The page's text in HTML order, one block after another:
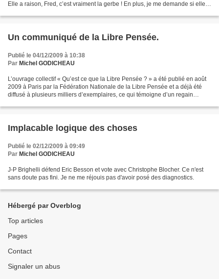
Elle a raison, Fred, c’est vraiment la gerbe ! En plus, je me demande si elle
l’interlocuteur...
Un communiqué de la Libre Pensée.
Publié le 04/12/2009 à 10:38
Par Michel GODICHEAU
L’ouvrage collectif « Qu’est ce que la Libre Pensée ? » a été publié en août
2009 à Paris par la Fédération Nationale de la Libre Pensée et a déjà été
diffusé à plusieurs milliers d’exemplaires, ce qui témoigne d’un regain
Implacable logique des choses
Publié le 02/12/2009 à 09:49
Par Michel GODICHEAU
J-P Brighelli défend Eric Besson et vote avec Christophe Blocher. Ce n'est
sans doute pas fini. Je ne me réjouis pas d'avoir posé des diagnostics.
Hébergé par Overblog
Top articles
Pages
Contact
Signaler un abus